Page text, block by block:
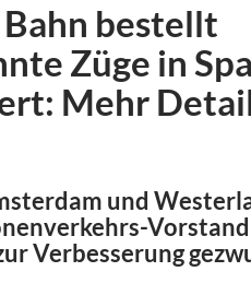
bestellt
Züge in
Mehr
und
Verbesserung